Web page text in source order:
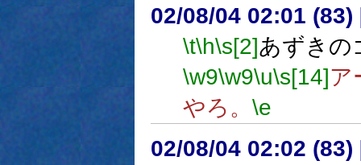
02/08/04 02:01 (83)
\t\h\s[2]あずきの
\w9\w9\u\s[14]ア
やろ。 \e
02/08/04 02:02 (83)